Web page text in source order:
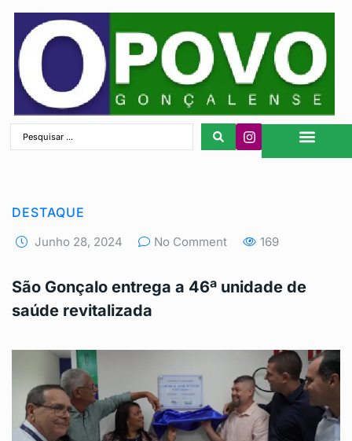
DESTAQUE
Junho 28, 2024 No Comment 169
São Gonçalo entrega a 46ª unidade de
saúde revitalizada